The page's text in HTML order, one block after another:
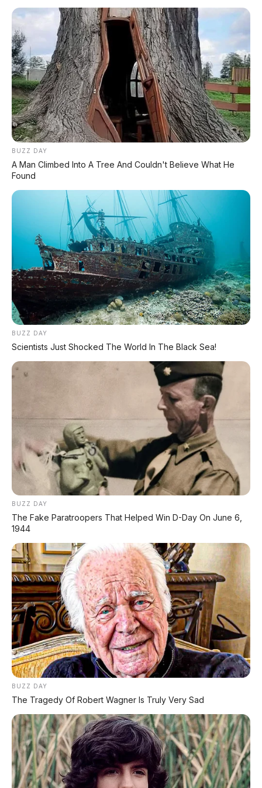
medan ringan. Yuk, bedah tuntas spesifikasi dan
fiturnya!
💰 Harga Yamaha X-Ride 125 2026
Varian
Harga OTR Jakarta
Yamaha X-Ride 125
Rp 20.935.000
*Harga OTR Jakarta, dapat berbeda di wilayah lain. Harga
bisa berubah sewaktu-waktu.
Mesin Blue Core 125cc – efisien, bertenaga, handal.
⚙️ Spesifikasi Mesin
Mesin:125cc Blue Core, 4-langkah, SOHC,
berpendingin udara
7,0 kW @ 8.000 rpm
9,6 Nm @ 5.500 rpm
Transmisi:
V-Belt otomatis
Sistem Suplai:Fuel Injection
Kapasitas Tangki:4,2 liter
Berat:
98 kg
Answer Back System – cari motor di parkiran jadi
lebih mudah.
✨ Fitur Unggulan Yamaha X-Ride
125 2026
⚙️ Mesin Blue Core 125cc
Mesin Blue Core 125cc yang efisien, bertenaga, dan
handal. Teknologi Yamaha yang udah teruji.
BUZZ DAY
A Man Climbed Into A Tree And Couldn't Believe What He
Found
BUZZ DAY
Scientists Just Shocked The World In The Black Sea!
BUZZ DAY
The Fake Paratroopers That Helped Win D-Day On June 6,
1944
BUZZ DAY
The Tragedy Of Robert Wagner Is Truly Very Sad